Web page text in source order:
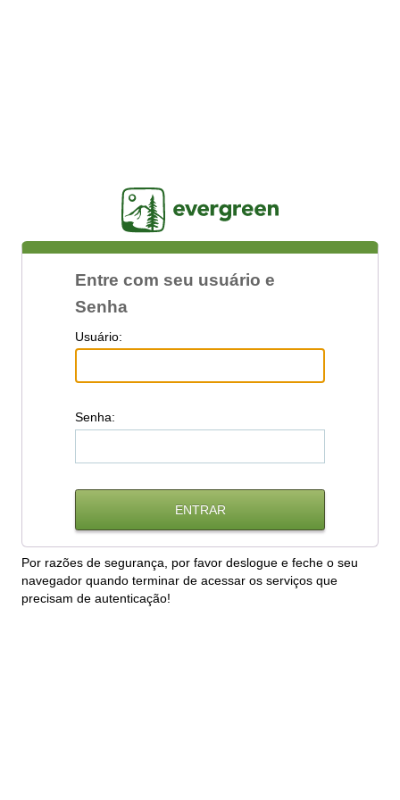
Entre com seu usuário e
Senha
Usuário:
Senha:
Por razões de segurança, por favor deslogue e feche o seu
navegador quando terminar de acessar os serviços que
precisam de autenticação!